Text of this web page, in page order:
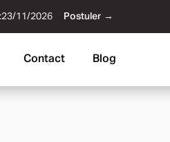
23/11/2026 Postuler →
Contact Blog